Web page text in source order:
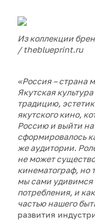
Из коллекции
/ theblueprint.ru
«Россия – страна
Якутская
традицию,
якутского кино,
Россию и выйти
сформировалось
же аудитории.
не может
кинематограф, но
мы сами удивимся
потребления, и
частью нашего
развития